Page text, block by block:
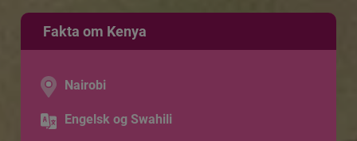
Fakta om Kenya
Nairobi
Engelsk og Swahili